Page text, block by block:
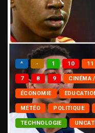
^ - 1 10 11
7 8 9 CINÉMA
ÉCONOMIE
MÉTÉO POLITIQUE
TECHNOLOGIE